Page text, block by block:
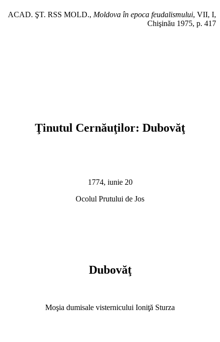
ACAD. ŞT. RSS MOLD., Moldova în epoca feudalismului, VII, I,
Chişinău 1975, p. 417
Ţinutul Cernăuţilor: Dubovăţ
1774, iunie 20
Ocolul Prutului de Jos
Dubovăţ
Moşia dumisale visternicului Ioniţă Sturza